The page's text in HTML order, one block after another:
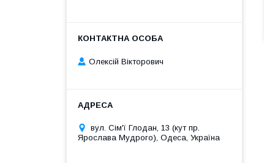
Олексій Вікторович
вул. Сім'ї Глодан, 13 (кут пр.
Ярослава Мудрого), Одеса, Україна